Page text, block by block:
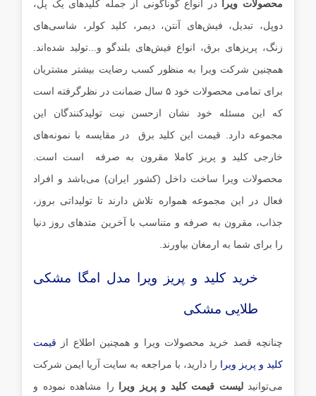
محصولات ویرادر انواع گوناگونی از جمله کلیدهای یک پل،
دوپل، تبدیل، فیش‌های آنتن، دیمر، کلید کولر، شاسی‌های
زنگ، پریزهای برق، انواع فیش‌های بلندگو و...تولید شده‌اند.
همچنین شرکت ویرا به ‌منظور کسب رضایت بیشتر مشتریان
برای تمامی محصولات خود ۵ سال ضمانت در نظرگرفته است
که این مسئله خود نشان ازحسن‌ نیت تولیدکنندگان این
مجموعه دارد. قیمت این کلید برق در مقایسه با نمونه‌های
خارجی کلید و پریز کاملا مقرون به صرفه است است.
محصولات ویرا ساخت داخل (کشور ایران) می‌باشد و افراد
فعال در این مجموعه همواره تلاش دارند تا تولیداتی بروز،
جذاب، مقرون ‌به ‌صرفه و متناسب با آخرین متدهای روز دنیا
را برای شما به ارمغان بیاورند.
خرید کلید و پریز ویرا مدل امگا مشکی
طلایی مشکی
چنانچه قصد خرید محصولات ویرا و همچنین اطلاع از قیمت
کلید و پریز ویرا را دارید، با مراجعه به سایت آریا ایمن شرکت
می‌توانیدلیست قیمت کلید و پریز ویرا را مشاهده نموده و